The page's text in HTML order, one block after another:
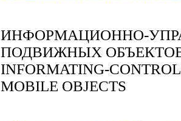
ИНФОРМАЦИОННО-
ПОДВИЖНЫХ
INFORMATING-
MOBILE OBJECTS